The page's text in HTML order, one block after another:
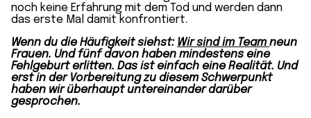
noch keine Erfahrung mit dem Tod und werden dann
das erste Mal damit konfrontiert.
Wenn du die Häufigkeit siehst: Wir sind im Team neun
Frauen. Und fünf davon haben mindestens eine
Fehlgeburt erlitten. Das ist einfach eine Realität. Und
erst in der Vorbereitung zu diesem Schwerpunkt
haben wir überhaupt untereinander darüber
gesprochen.